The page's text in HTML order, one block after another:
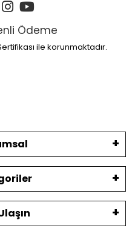
Ödeme
ile korunmaktadır.